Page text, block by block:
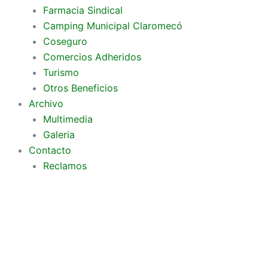
Farmacia Sindical
Camping Municipal Claromecó
Coseguro
Comercios Adheridos
Turismo
Otros Beneficios
Archivo
Multimedia
Galeria
Contacto
Reclamos